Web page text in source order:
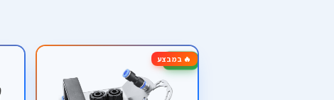
🔥 במבצע-40%